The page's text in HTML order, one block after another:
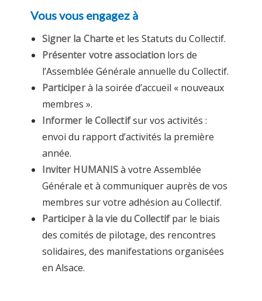
Vous vous engagez à
Signer la Charteet les Statuts du Collectif.
Présenter votre association lors de
l’Assemblée Générale annuelle du Collectif.
Participerà la soirée d’accueil « nouveaux
membres ».
Informer le Collectifsur vos activités :
envoi du rapport d’activités la première
année.
Inviter HUMANISà votre Assemblée
Générale et à communiquer auprès de vos
membres sur votre adhésion au Collectif.
Participer à la vie du Collectifpar le biais
des comités de pilotage, des rencontres
solidaires, des manifestations organisées
en Alsace.